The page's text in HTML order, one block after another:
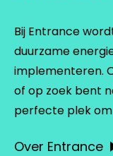
Bij Entrance
duurzame
implementeren.
of op zoek bent
perfecte plek
Over Entrance